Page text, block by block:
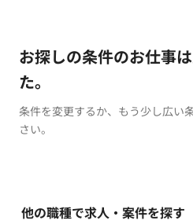
お探しの条件のお仕事
た。
条件を変更するか、もう少し広い
さい。
他の職種で求人・案件を探す